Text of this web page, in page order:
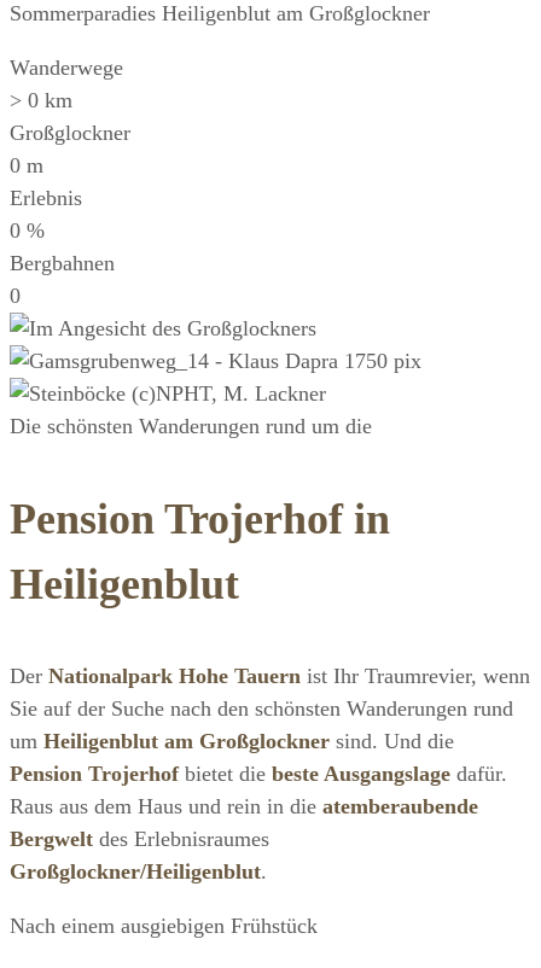
Sommerparadies Heiligenblut am Großglockner
Wanderwege
> 0 km
Großglockner
0 m
Erlebnis
0 %
Bergbahnen
0
Die schönsten Wanderungen rund um die
Pension Trojerhof in
Heiligenblut
Der Nationalpark Hohe Tauern ist Ihr Traumrevier, wenn
Sie auf der Suche nach den schönsten Wanderungen rund
um Heiligenblut am Großglockner sind. Und die
Pension Trojerhofbietet die beste Ausgangslage dafür.
Raus aus dem Haus und rein in die atemberaubende
Bergwelt des Erlebnisraumes
Großglockner/Heiligenblut.
Nach einem ausgiebigen Frühstück